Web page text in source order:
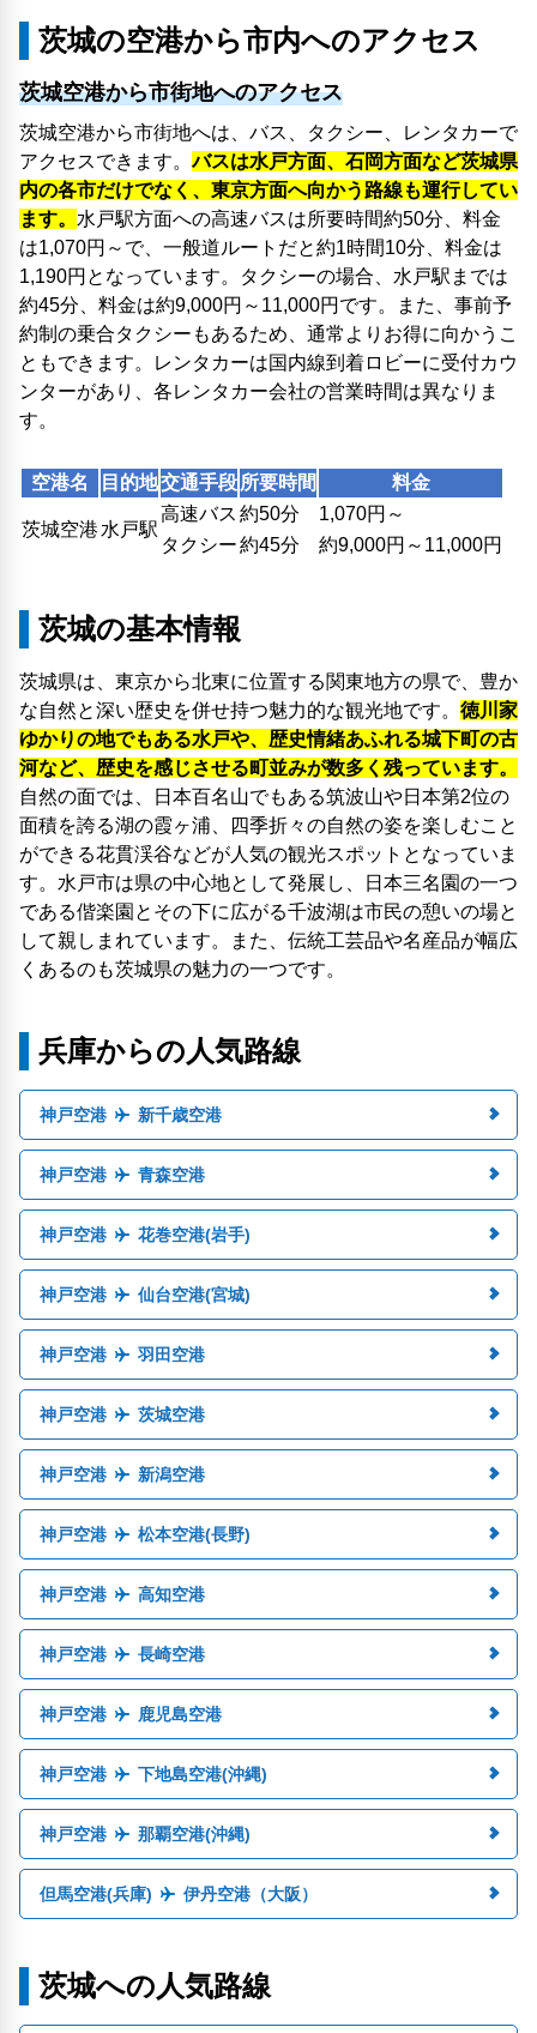
茨城の空港から市内へのアクセス
茨城空港から市街地へのアクセス
茨城空港から市街地へは、バス、タクシー、レンタカーで
アクセスできます。バスは水戸方面、石岡方面など茨城県
内の各市だけでなく、東京方面へ向かう路線も運行してい
ます。 水戸駅方面への高速バスは所要時間約50分、料金
は1,070円～で、一般道ルートだと約1時間10分、料金は
1,190円となっています。タクシーの場合、水戸駅までは
約45分、料金は約9,000円～11,000円です。また、事前予
約制の乗合タクシーもあるため、通常よりお得に向かうこ
ともできます。レンタカーは国内線到着ロビーに受付カウ
ンターがあり、各レンタカー会社の営業時間は異なりま
す。
空港名 目的地交通手段 所要時間 料金
茨城空港 水戸駅
高速バス 約50分
1,070円～
タクシー約45分 約9,000円～11,000円
茨城の基本情報
茨城県は、東京から北東に位置する関東地方の県で、豊か
な自然と深い歴史を併せ持つ魅力的な観光地です。 徳川家
ゆかりの地でもある水戸や、歴史情緒あふれる城下町の古
河など、歴史を感じさせる町並みが数多く残っています。
自然の面では、日本百名山でもある筑波山や日本第2位の
面積を誇る湖の霞ヶ浦、四季折々の自然の姿を楽しむこと
ができる花貫渓谷などが人気の観光スポットとなっていま
す。水戸市は県の中心地として発展し、日本三名園の一つ
である偕楽園とその下に広がる千波湖は市民の憩いの場と
して親しまれています。また、伝統工芸品や名産品が幅広
くあるのも茨城県の魅力の一つです。
兵庫からの人気路線
神戸空港 新千歳空港
神戸空港 青森空港
神戸空港 花巻空港(岩手)
神戸空港 仙台空港(宮城)
神戸空港 羽田空港
神戸空港 茨城空港
神戸空港 新潟空港
神戸空港 松本空港(長野)
神戸空港 高知空港
神戸空港 長崎空港
神戸空港 鹿児島空港
神戸空港 下地島空港(沖縄)
神戸空港 那覇空港(沖縄)
但馬空港(兵庫) 伊丹空港（大阪）
茨城への人気路線